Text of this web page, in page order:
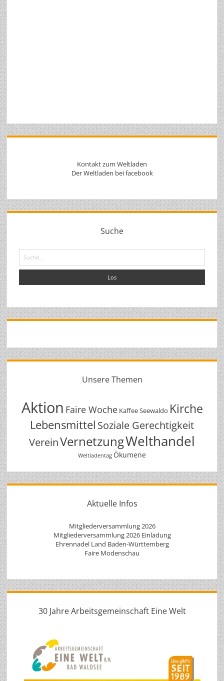
Kontakt zum Weltladen
Der Weltladen bei facebook
Suche
Unsere Themen
Aktion Faire Woche Kaffee Seewaldo Kirche
Lebensmittel Soziale Gerechtigkeit
VereinVernetzungWelthandel
Weltladentag Ökumene
Aktuelle Infos
Mitgliederversammlung 2026
Mitgliederversammlung 2026 Einladung
Ehrennadel Land Baden-Württemberg
Faire Modenschau
30 Jahre Arbeitsgemeinschaft Eine Welt